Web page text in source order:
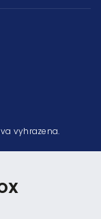
vyhrazena.